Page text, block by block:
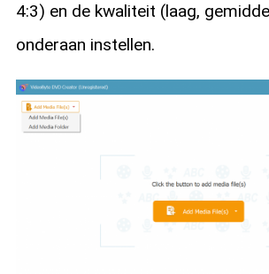
4:3) en de kwaliteit (laag,
onderaan instellen.